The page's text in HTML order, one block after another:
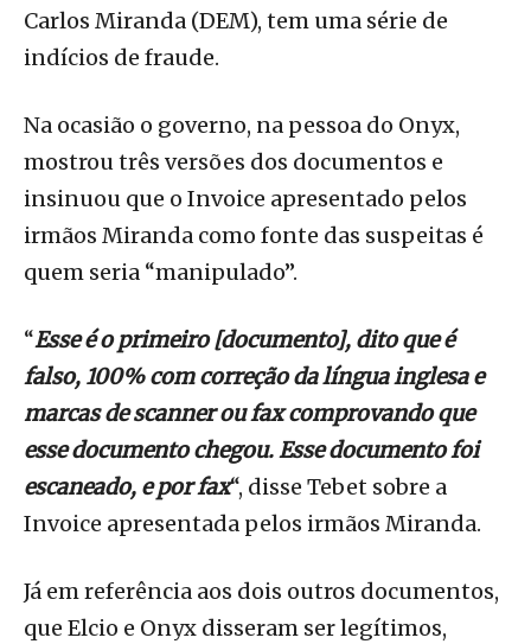
Carlos Miranda (DEM), tem uma série de
indícios de fraude.
Na ocasião o governo, na pessoa do Onyx,
mostrou três versões dos documentos e
insinuou que o Invoice apresentado pelos
irmãos Miranda como fonte das suspeitas é
quem seria “manipulado”.
“Esse é o primeiro [documento], dito que é
falso, 100% com correção da língua inglesa e
marcas de scanner ou fax comprovando que
esse documento chegou. Esse documento foi
escaneado, e por fax“, disse Tebet sobre a
Invoice apresentada pelos irmãos Miranda.
Já em referência aos dois outros documentos,
que Elcio e Onyx disseram ser legítimos,